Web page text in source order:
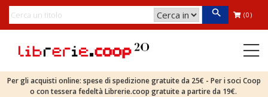
(0)
Per gli acquisti online: spese di spedizione gratuite da 25€ - Per i soci Coop
o con tessera fedeltà Librerie.coop gratuite a partire da 19€.